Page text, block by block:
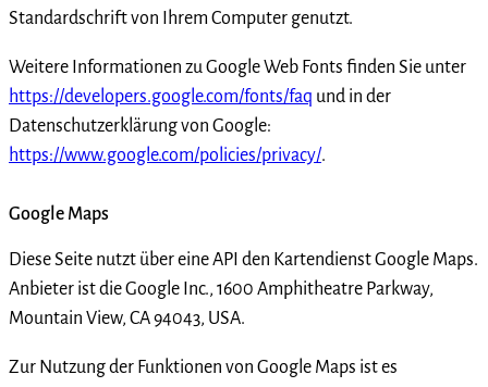
Standardschrift von Ihrem Computer genutzt.
Weitere Informationen zu Google Web Fonts finden Sie unter
https://developers.google.com/fonts/faq und in der
Datenschutzerklärung von Google:
https://www.google.com/policies/privacy/.
Google Maps
Diese Seite nutzt über eine API den Kartendienst Google Maps.
Anbieter ist die Google Inc., 1600 Amphitheatre Parkway,
Mountain View, CA 94043, USA.
Zur Nutzung der Funktionen von Google Maps ist es